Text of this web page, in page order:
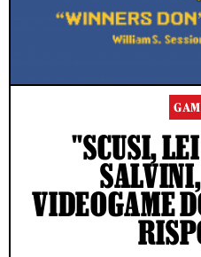
"SCUSI,
VIDEOGAME